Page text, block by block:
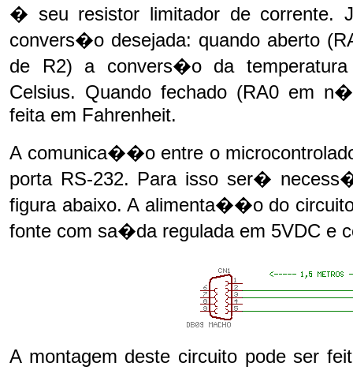
� seu resistor limitador de corrente.
convers�o desejada: quando aberto
de R2) a convers�o da
Celsius. Quando fechado (RA0 em
feita em Fahrenheit.
A comunica��o entre o
porta RS-232. Para isso ser�
figura abaixo. A alimenta��o do
fonte com sa�da regulada em 5VDC e
A montagem deste circuito pode ser